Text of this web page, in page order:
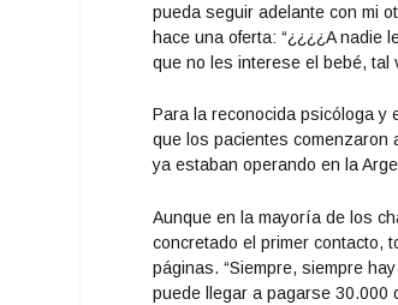
pueda seguir adelante con mi
hace una oferta: “¿¿¿¿A nadie
que no les interese el bebé, tal
Para la reconocida psicóloga y
que los pacientes comenzaron
ya estaban operando en la
Aunque en la mayoría de los
concretado el primer contacto,
páginas. “Siempre, siempre
puede llegar a pagarse 30.000